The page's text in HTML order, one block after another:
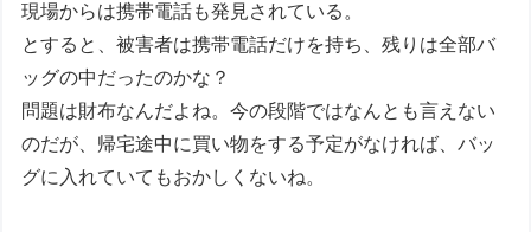
現場からは携帯電話も発見されている。
とすると、被害者は携帯電話だけを持ち、残りは全部バ
ッグの中だったのかな？
問題は財布なんだよね。今の段階ではなんとも言えない
のだが、帰宅途中に買い物をする予定がなければ、バッ
グに入れていてもおかしくないね。